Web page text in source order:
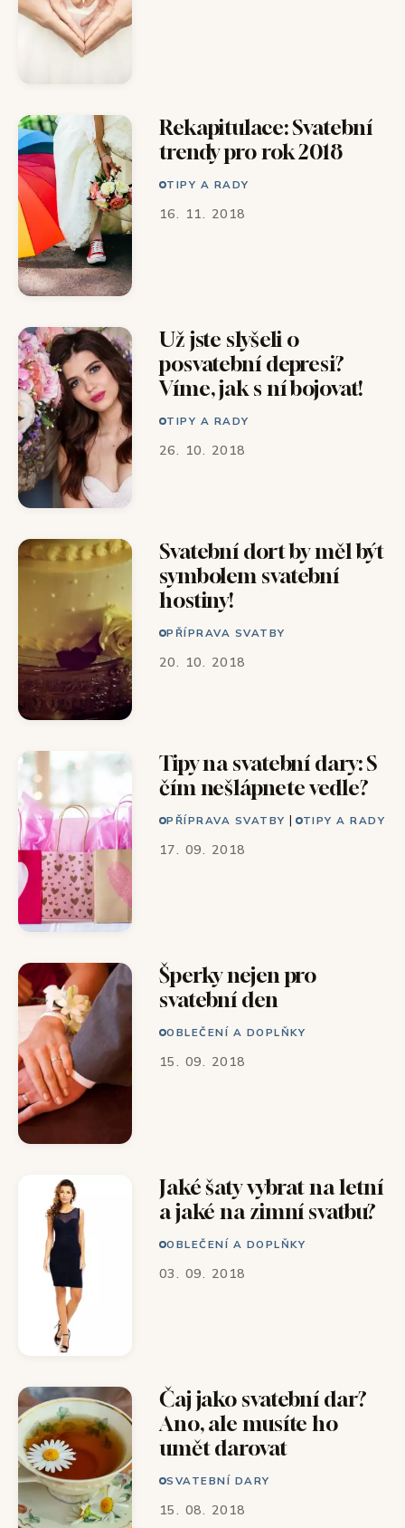
Rekapitulace: Svatební
trendy pro rok 2018
TIPY A RADY
16. 11. 2018
Už jste slyšeli o
posvatební depresi?
Víme, jak s ní bojovat!
TIPY A RADY
26. 10. 2018
Svatební dort by měl být
symbolem svatební
hostiny!
PŘÍPRAVA SVATBY
20. 10. 2018
Tipy na svatební dary: S
čím nešlápnete vedle?
PŘÍPRAVA SVATBY | TIPY A RADY
17. 09. 2018
Šperky nejen pro
svatební den
OBLEČENÍ A DOPLŇKY
15. 09. 2018
Jaké šaty vybrat na letní
a jaké na zimní svatbu?
OBLEČENÍ A DOPLŇKY
03. 09. 2018
Čaj jako svatební dar?
Ano, ale musíte ho
umět darovat
SVATEBNÍ DARY
15. 08. 2018